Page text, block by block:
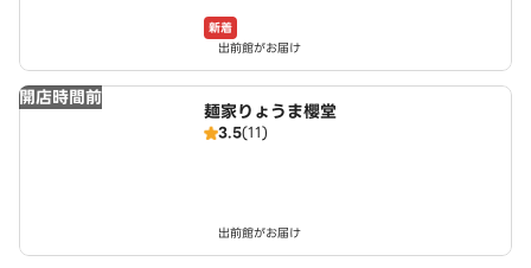
新着
出前館がお届け
開店時間前
麺家りょうま櫻堂
3.5(11)
出前館がお届け